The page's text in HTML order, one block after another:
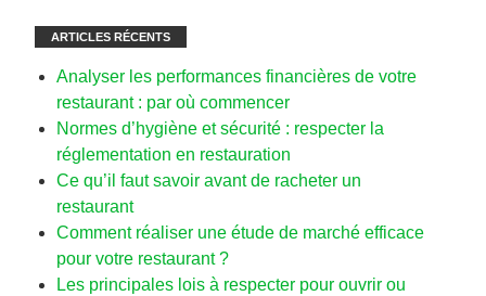
ARTICLES RÉCENTS
Analyser les performances financières de votre
restaurant : par où commencer
Normes d’hygiène et sécurité : respecter la
réglementation en restauration
Ce qu’il faut savoir avant de racheter un
restaurant
Comment réaliser une étude de marché efficace
pour votre restaurant ?
Les principales lois à respecter pour ouvrir ou